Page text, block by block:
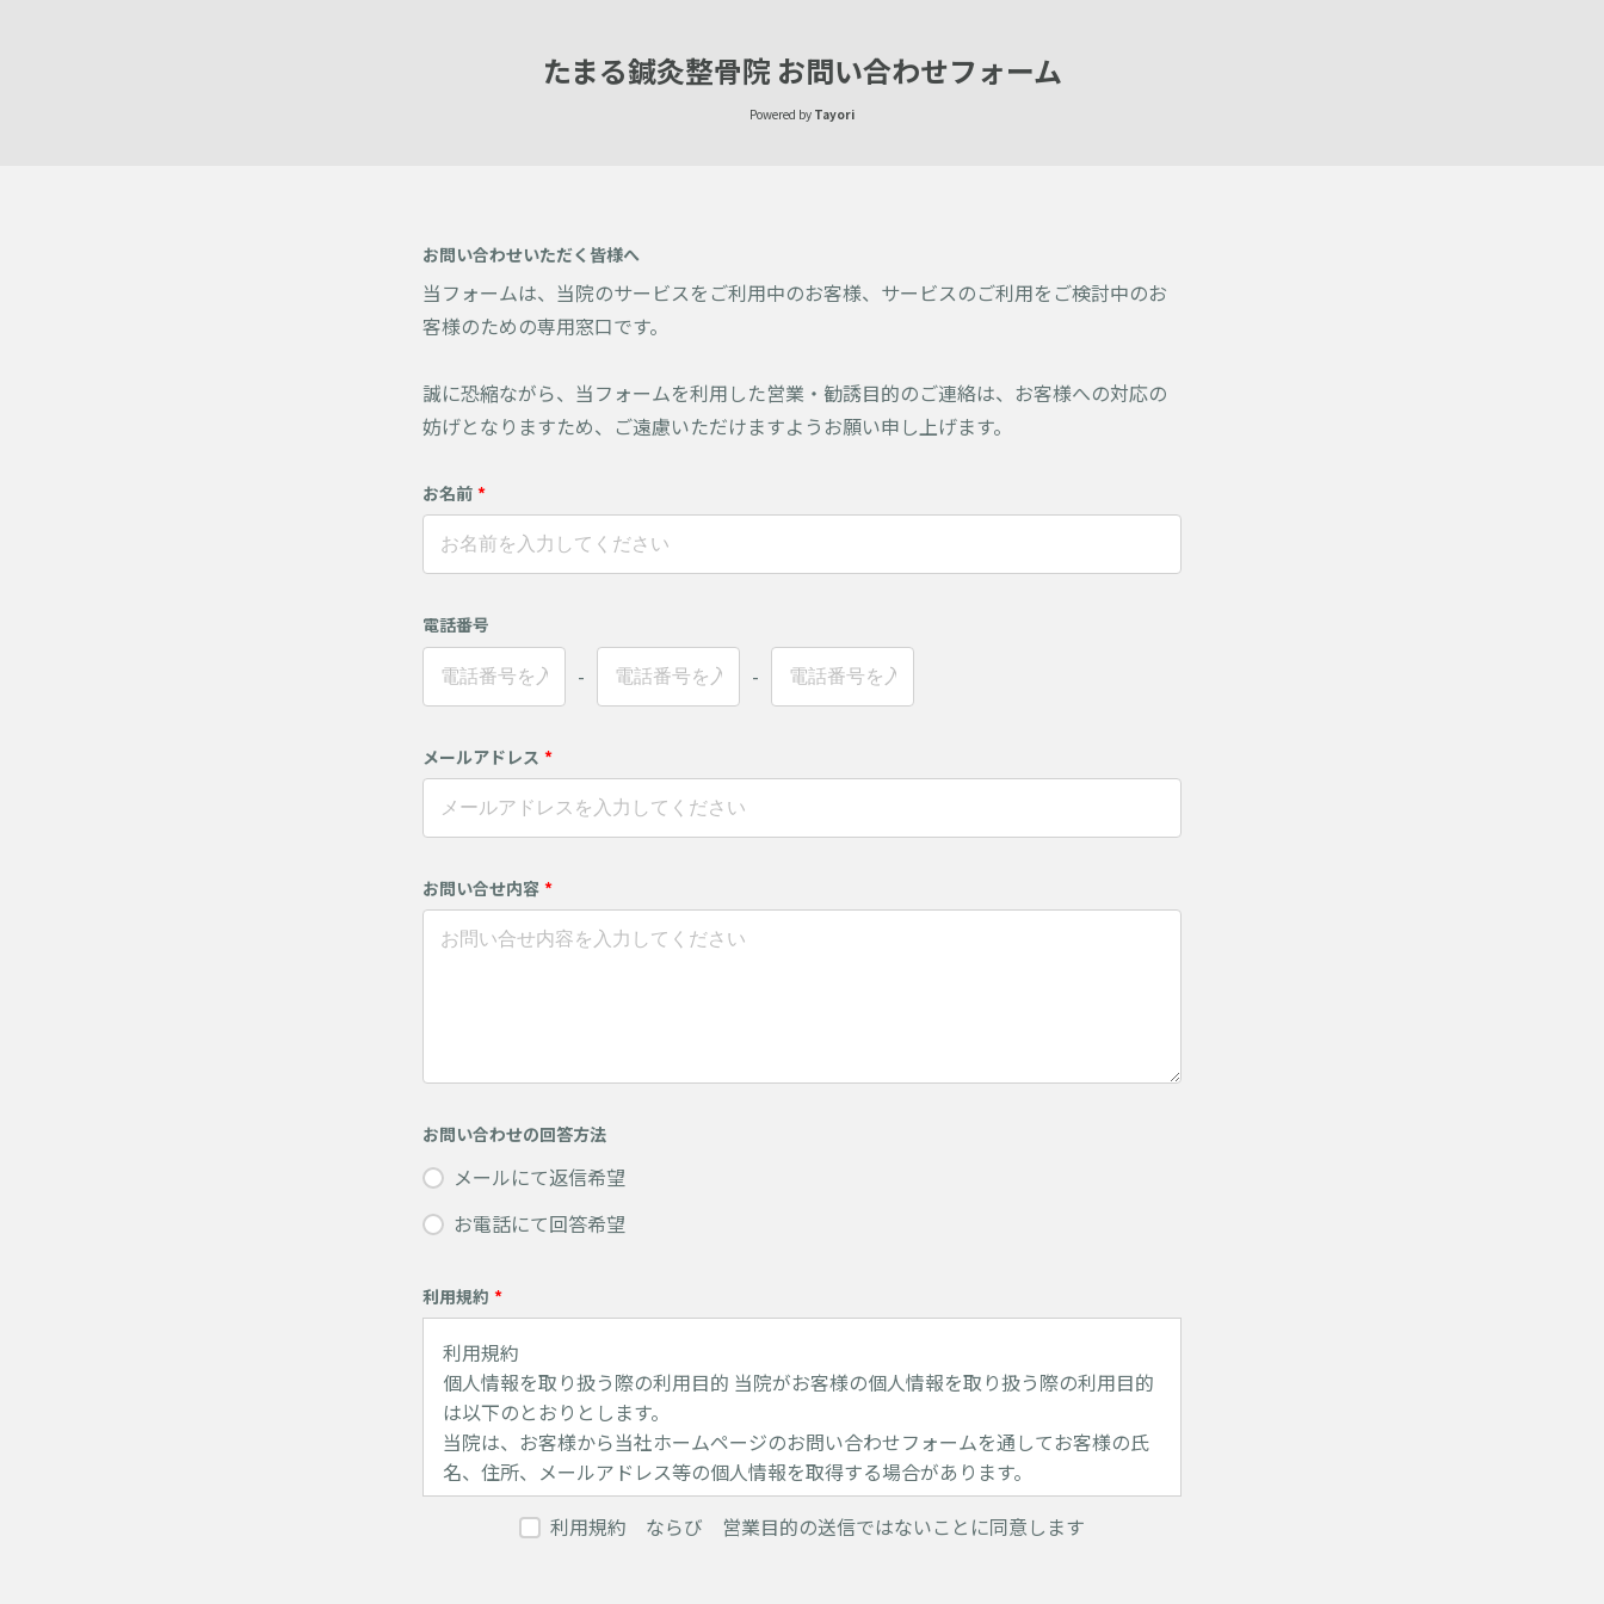
たまる鍼灸整骨院 お問い合わせフォーム
Powered by Tayori
お問い合わせいただく皆様へ
当フォームは、当院のサービスをご利用中のお客様、サービスのご利用をご検討中のお
客様のための専用窓口です。
誠に恐縮ながら、当フォームを利用した営業・勧誘目的のご連絡は、お客様への対応の
妨げとなりますため、ご遠慮いただけますようお願い申し上げます。
お名前 *
電話番号
- -
メールアドレス *
お問い合せ内容 *
お問い合わせの回答方法
メールにて返信希望
お電話にて回答希望
利用規約 *
利用規約
個人情報を取り扱う際の利用目的 当院がお客様の個人情報を取り扱う際の利用目的
は以下のとおりとします。
当院は、お客様から当社ホームページのお問い合わせフォームを通してお客様の氏
名、住所、メールアドレス等の個人情報を取得する場合があります。
この場合に当院は、お客様から取得した個人情報を以下の目的のために利用しま
利用規約 ならび 営業目的の送信ではないことに同意します